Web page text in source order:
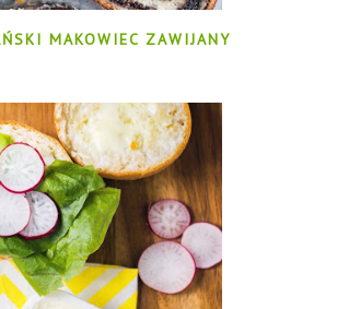
MAKOWIEC ZAWIJANY